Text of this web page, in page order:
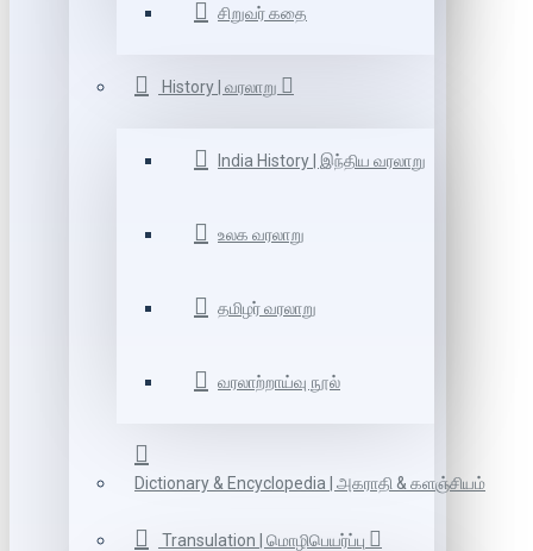
சிறுவர் கதை
History | வரலாறு
India History | இந்திய வரலாறு
உலக வரலாறு
தமிழர் வரலாறு
வரலாற்றாய்வு நூல்
Dictionary & Encyclopedia | அகராதி & களஞ்சியம்
Transulation | மொழிபெயர்ப்பு